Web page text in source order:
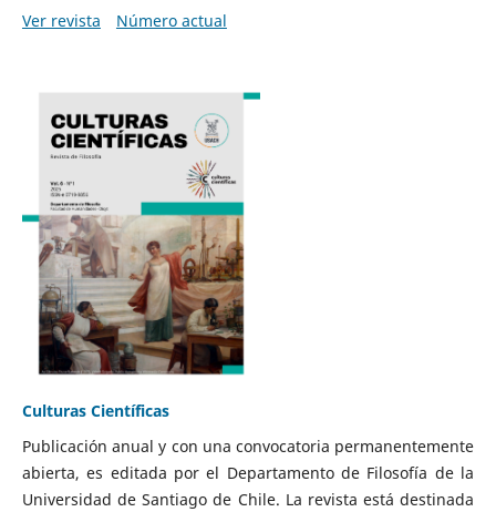
Ver revista
Número actual
Culturas Científicas
Publicación anual y con una convocatoria permanentemente
abierta, es editada por el Departamento de Filosofía de la
Universidad de Santiago de Chile. La revista está destinada